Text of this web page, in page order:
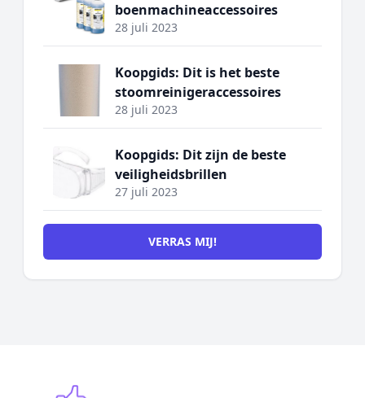
boenmachineaccessoires
28 juli 2023
Koopgids: Dit is het beste
stoomreinigeraccessoires
28 juli 2023
Koopgids: Dit zijn de beste
veiligheidsbrillen
27 juli 2023
VERRAS MIJ!